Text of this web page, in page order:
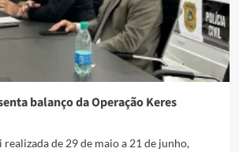
balanço da Operação Keres
de 29 de maio a 21 de junho,